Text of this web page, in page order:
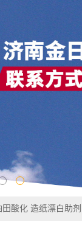
酸化 造纸漂白助剂